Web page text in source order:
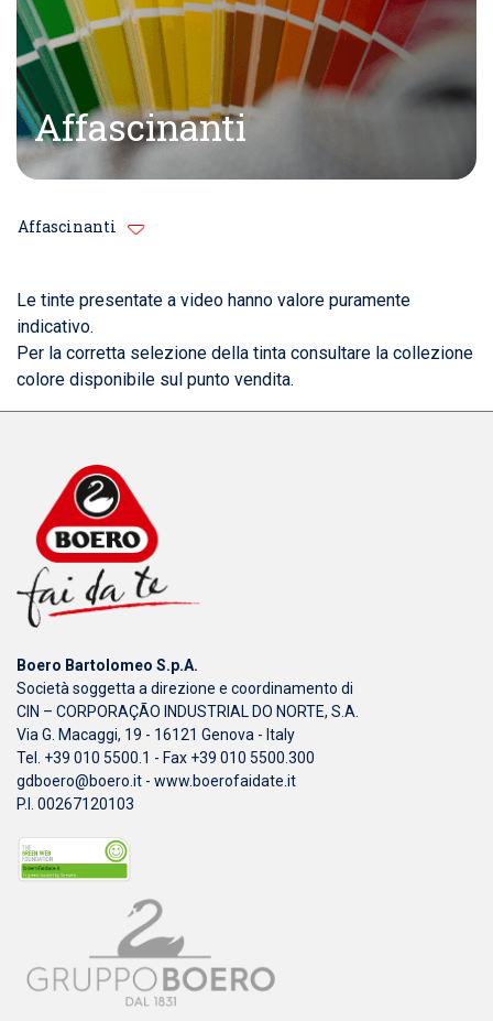
Affascinanti
Affascinanti
Le tinte presentate a video hanno valore puramente
indicativo.
Per la corretta selezione della tinta consultare la collezione
colore disponibile sul punto vendita.
Boero Bartolomeo S.p.A.
Società soggetta a direzione e coordinamento di
CIN – CORPORAÇÃO INDUSTRIAL DO NORTE, S.A.
Via G. Macaggi, 19 - 16121 Genova - Italy
Tel. +39 010 5500.1 - Fax +39 010 5500.300
gdboero@boero.it - www.boerofaidate.it
P.I. 00267120103